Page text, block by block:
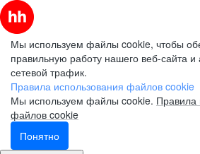
Мы используем файлы cookie, чтобы
правильную работу нашего веб-сайта и
сетевой трафик.
Правила использования файлов cookie
Мы используем файлы cookie. Правила
файлов cookie
Понятно